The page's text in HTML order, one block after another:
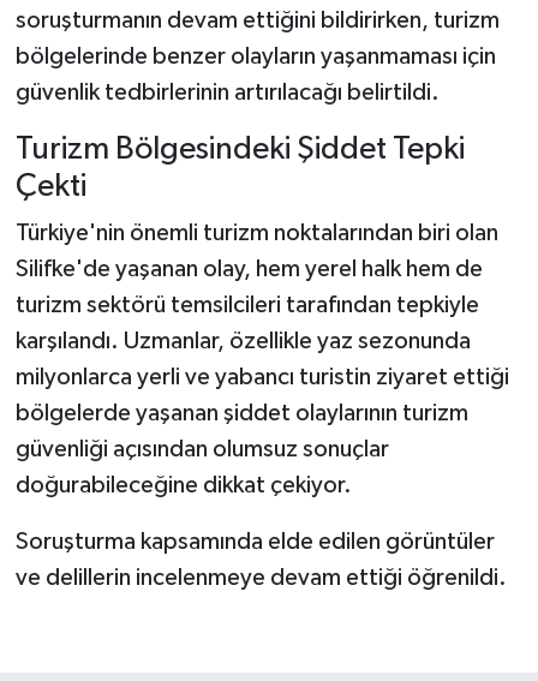
soruşturmanın devam ettiğini bildirirken, turizm
bölgelerinde benzer olayların yaşanmaması için
güvenlik tedbirlerinin artırılacağı belirtildi.
Turizm Bölgesindeki Şiddet Tepki
Çekti
Türkiye'nin önemli turizm noktalarından biri olan
Silifke'de yaşanan olay, hem yerel halk hem de
turizm sektörü temsilcileri tarafından tepkiyle
karşılandı. Uzmanlar, özellikle yaz sezonunda
milyonlarca yerli ve yabancı turistin ziyaret ettiği
bölgelerde yaşanan şiddet olaylarının turizm
güvenliği açısından olumsuz sonuçlar
doğurabileceğine dikkat çekiyor.
Soruşturma kapsamında elde edilen görüntüler
ve delillerin incelenmeye devam ettiği öğrenildi.